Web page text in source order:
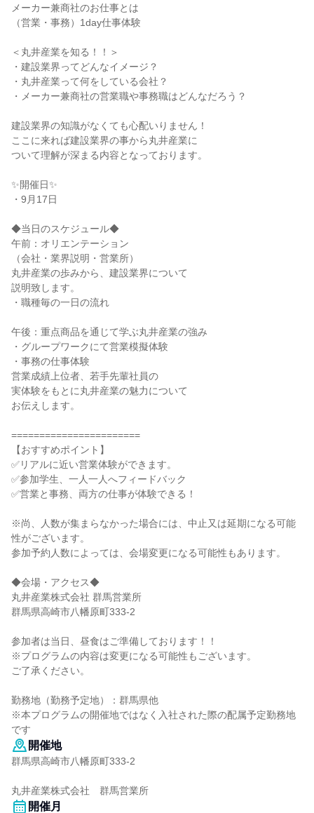
メーカー兼商社のお仕事とは
（営業・事務）1day仕事体験
＜丸井産業を知る！！＞
・建設業界ってどんなイメージ？
・丸井産業って何をしている会社？
・メーカー兼商社の営業職や事務職はどんなだろう？
建設業界の知識がなくても心配いりません！
ここに来れば建設業界の事から丸井産業に
ついて理解が深まる内容となっております。
✨開催日✨
・9月17日
◆当日のスケジュール◆
午前：オリエンテーション
（会社・業界説明・営業所）
丸井産業の歩みから、建設業界について
説明致します。
・職種毎の一日の流れ
午後：重点商品を通じて学ぶ丸井産業の強み
・グループワークにて営業模擬体験
・事務の仕事体験
営業成績上位者、若手先輩社員の
実体験をもとに丸井産業の魅力について
お伝えします。
=======================
【おすすめポイント】
✅リアルに近い営業体験ができます。
✅参加学生、一人一人へフィードバック
✅営業と事務、両方の仕事が体験できる！
※尚、人数が集まらなかった場合には、中止又は延期になる可能
性がございます。
参加予約人数によっては、会場変更になる可能性もあります。
◆会場・アクセス◆
丸井産業株式会社 群馬営業所
群馬県高崎市八幡原町333-2
参加者は当日、昼食はご準備しております！！
※プログラムの内容は変更になる可能性もございます。
ご了承ください。
勤務地（勤務予定地）：群馬県他
※本プログラムの開催地ではなく入社された際の配属予定勤務地
です
開催地
群馬県高崎市八幡原町333-2
丸井産業株式会社 群馬営業所
開催月